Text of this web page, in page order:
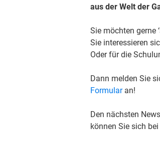
aus der Welt der
Sie möchten gerne
Sie interessieren
Oder für die
Dann melden Sie
Formularan!
Den nächsten
können Sie sich